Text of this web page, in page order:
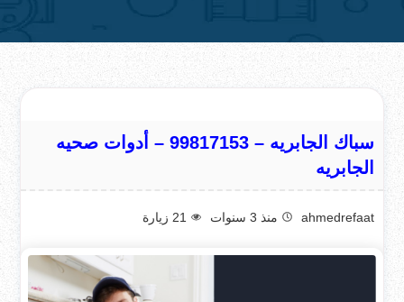
سباك الجابريه – 99817153 – أدوات صحيه
الجابريه
ahmedrefaat منذ 3 سنوات 21 زيارة